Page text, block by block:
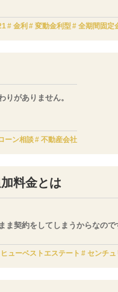
金利 変動金利型 全期間固定
りがありません。
ても良いでしょう。
ーン相談 不動産会社
料金とは
ま契約をしてしまうからなの
れていない場合も少なくありま
ヒューベストエステート センチュ